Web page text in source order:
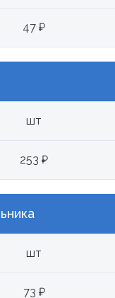
47 ₽
шт
253 ₽
шт
73 ₽